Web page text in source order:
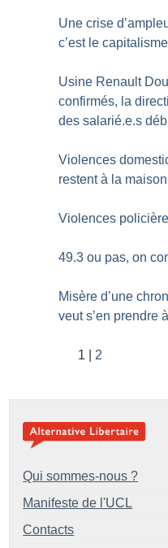
Une crise
c’est le capitalisme
Usine Renault
confirmés, la
des salarié.e.s
Violences
restent à la maison
Violences
49.3 ou pas, on
Misère d’une
veut s’en prendre
1 2
Qui sommes-nous ?
Manifeste de l'UCL
Contacts